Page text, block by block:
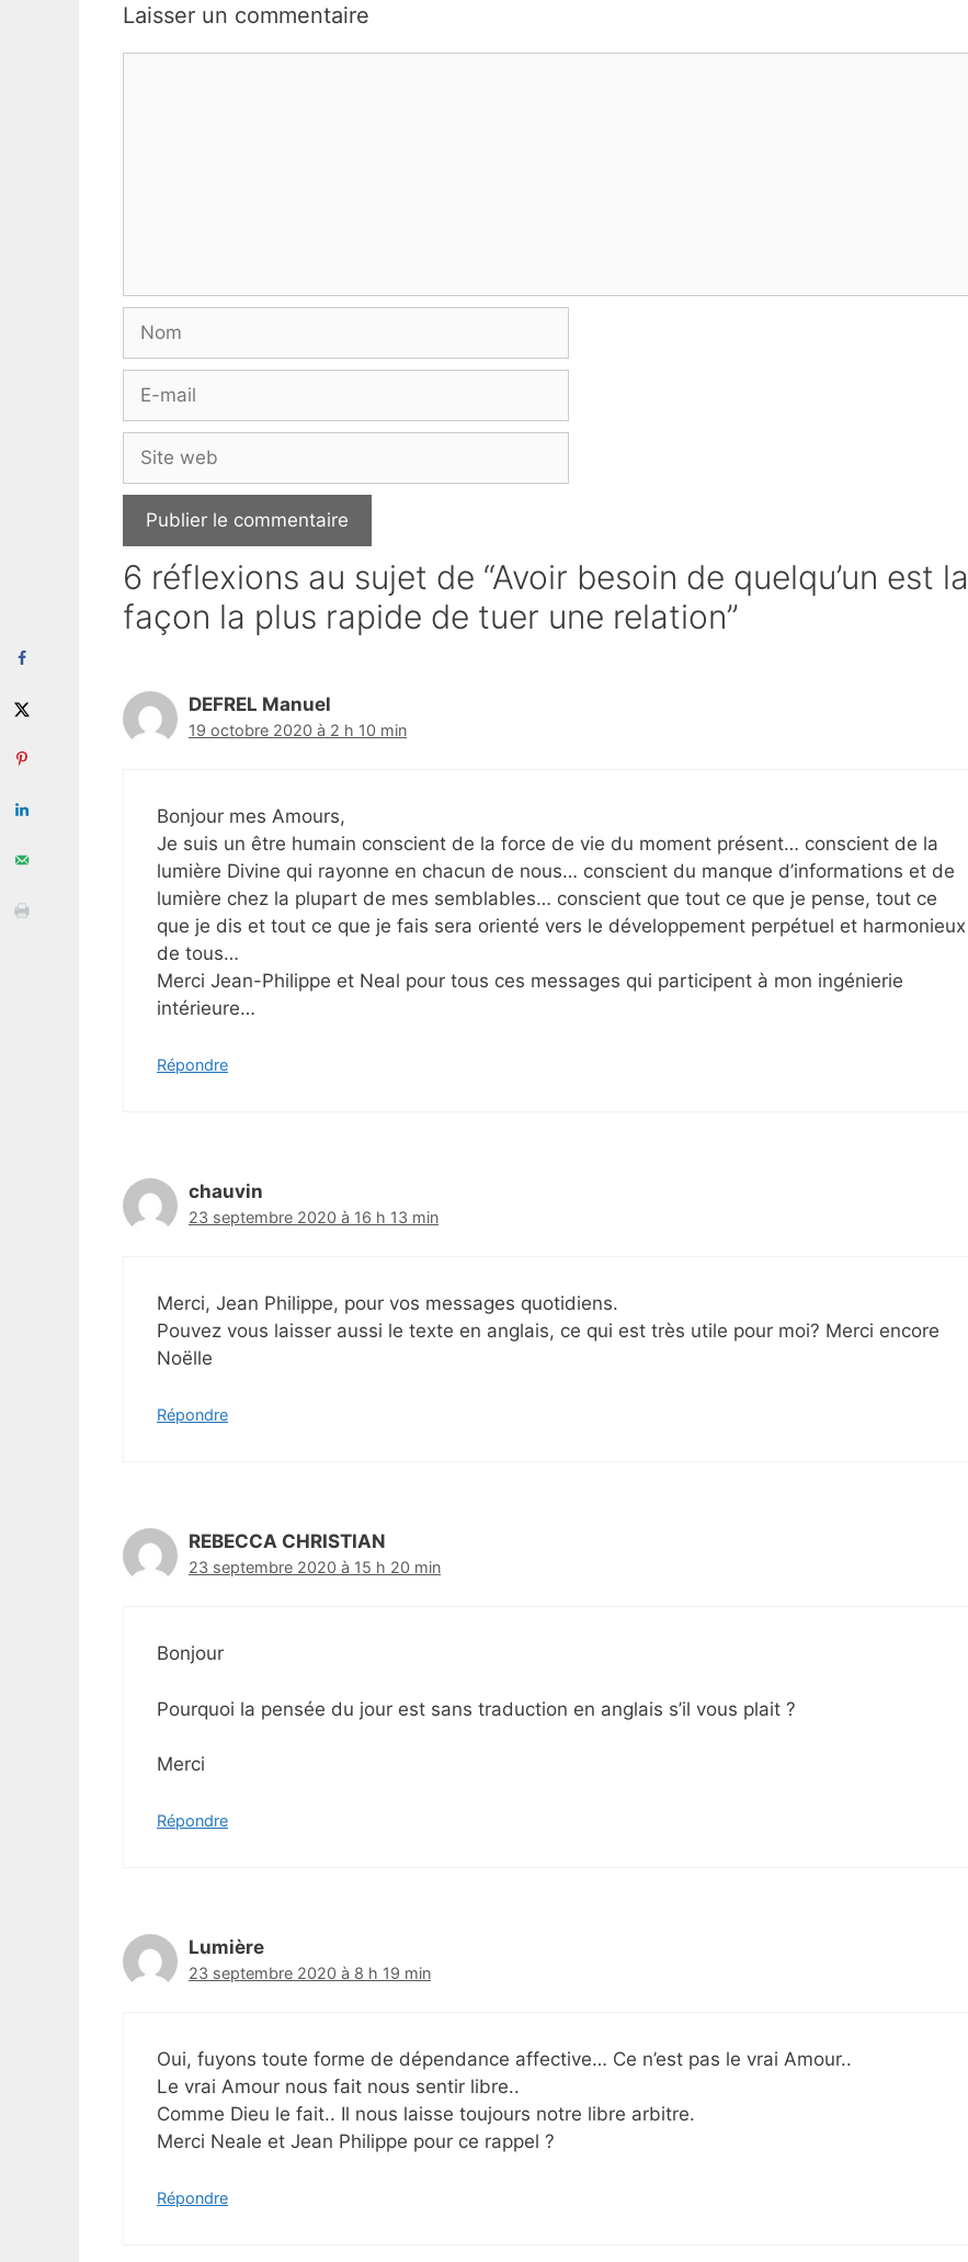
Laisser un commentaire
mail
web
6 réflexions au sujet de “Avoir besoin de quelqu’un est la
façon la plus rapide de tuer une relation”
DEFREL Manuel
19 octobre 2020 à 2 h 10 min
Bonjour mes Amours,
Je suis un être humain conscient de la force de vie du moment présent… conscient de la
lumière Divine qui rayonne en chacun de nous… conscient du manque d’informations et de
lumière chez la plupart de mes semblables… conscient que tout ce que je pense, tout ce
que je dis et tout ce que je fais sera orienté vers le développement perpétuel et harmonieux
de tous…
Merci Jean-Philippe et Neal pour tous ces messages qui participent à mon ingénierie
intérieure…
Répondre
chauvin
23 septembre 2020 à 16 h 13 min
Merci, Jean Philippe, pour vos messages quotidiens.
Pouvez vous laisser aussi le texte en anglais, ce qui est très utile pour moi? Merci encore
Noëlle
Répondre
REBECCA CHRISTIAN
23 septembre 2020 à 15 h 20 min
Bonjour
Pourquoi la pensée du jour est sans traduction en anglais s’il vous plait ?
Merci
Répondre
Lumière
23 septembre 2020 à 8 h 19 min
Oui, fuyons toute forme de dépendance affective… Ce n’est pas le vrai Amour..
Le vrai Amour nous fait nous sentir libre..
Comme Dieu le fait.. Il nous laisse toujours notre libre arbitre.
Merci Neale et Jean Philippe pour ce rappel ?
Répondre